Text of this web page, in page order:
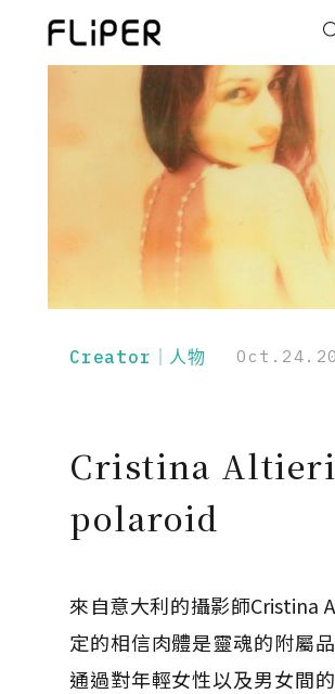
Creator｜人物
Cristina
polaroid
來自意大利的攝影師Cristina
定的相信肉體是靈魂的附屬
通過對年輕女性以及男女間